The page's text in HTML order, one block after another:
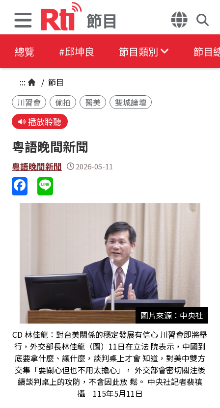
節目
總覽 #邱坤良 節目類別 節目
::: / 節目
川習會
偷拍 醫美 雙城論壇
播放聆聽
粵語晚間新聞
粵語晚間新聞 2026-05-11
圖片來源：中央社
CD 林佳龍：對台美關係的穩定發展有信心 川習會即將舉
行，外交部長林佳龍（圖）11日在立法 院表示，中國到
底要拿什麼、讓什麼，談判桌上才會 知道，對美中雙方
交集「要關心但也不用太擔心」， 外交部會密切關注後
續談判桌上的攻防，不會因此放 鬆。 中央社記者裴禛
攝 115年5月11日